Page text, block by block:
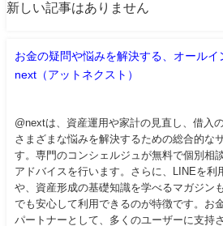
新しい記事はありません
お金の疑問や悩みを解決する、オールイ
next（アットネクスト）
@nextは、資産運用や家計の見直し、借入
さまざまな悩みを解決するための総合的な
す。専門のコンシェルジュが無料で個別相
アドバイスを行います。さらに、LINEを利
や、資産形成の基礎知識を学べるマガジン
でも安心して利用できるのが特徴です。お
パートナーとして、多くのユーザーに支持